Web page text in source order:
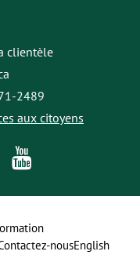
clientèle
2489
aux citoyens
Follow
us
on
Instagram
to
our
YouTube
nousEnglish